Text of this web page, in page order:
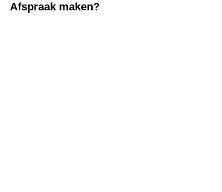
Afspraak maken?